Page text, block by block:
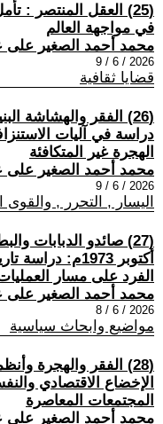
(25) العقل المنتصر :
في مواجهة العالم
محمد أحمد الصغير على
2026 / 6 / 9
قضايا ثقافية
(26) الفقر والهشاشة
دراسة في آليات
الهجرة غير المتكافئة
محمد أحمد الصغير على
2026 / 6 / 9
اليسار , التحرر , والقوى
(27) صائدو الدبابات
أكتوبر 1973م:
الفرد على مسار
محمد أحمد الصغير على
2026 / 6 / 8
مواضيع وابحاث سياسية
(28) الفقر والهجرة
الإخضاع الاقتصادي
المجتمعات المعاصرة
محمد أحمد الصغير على